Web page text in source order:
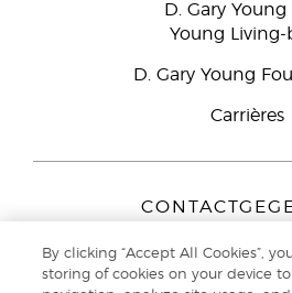
D. Gary Young
Young Living-
D. Gary Young
Carrières
Peizerweg 97
9727 AJ
By clicking “Accept All Cookies”,
storing of cookies on your device